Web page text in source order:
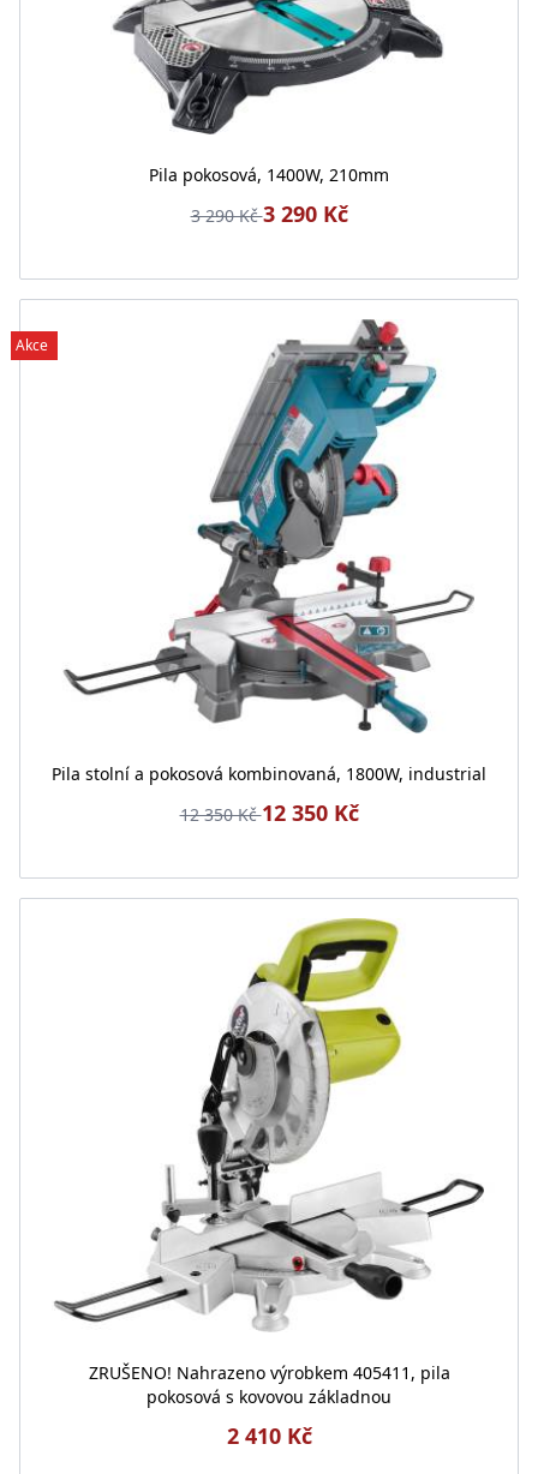
Pila pokosová, 1400W, 210mm
3 290 Kč3 290 Kč
Akce
Pila stolní a pokosová kombinovaná, 1800W, industrial
12 350 Kč12 350 Kč
ZRUŠENO! Nahrazeno výrobkem 405411, pila
pokosová s kovovou základnou
2 410 Kč